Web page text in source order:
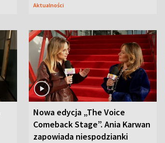
Aktualności
Nowa edycja „The Voice
Comeback Stage”. Ania Karwan
zapowiada niespodzianki